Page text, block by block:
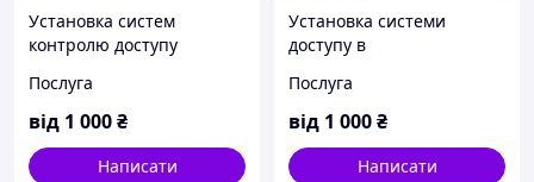
Установка систем
контролю доступу
Послуга
від 1 000₴
Написати
Установка системи
доступу в
будинках
Послуга
від 1 000₴
Написати